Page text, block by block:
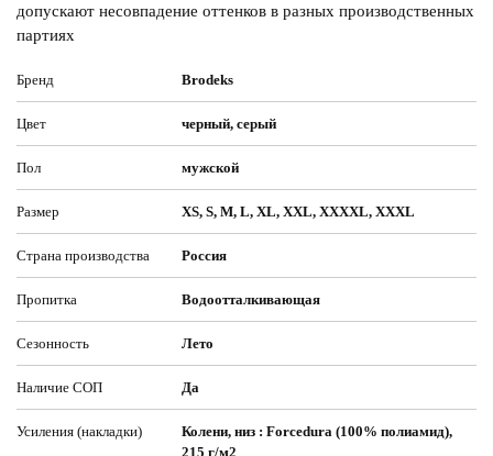
допускают несовпадение оттенков в разных производственных
партиях
Бренд Brodeks
Цвет черный, серый
Пол мужской
Размер XS, S, M, L, XL, XXL, XXXXL, XXXL
Страна производства Россия
Пропитка Водоотталкивающая
Сезонность Лето
Наличие СОП Да
Усиления (накладки)
Колени, низ : Forcedura (100% полиамид),
215 г/м2